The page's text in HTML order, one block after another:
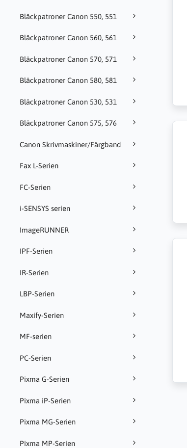
Bläckpatroner Canon 550, 551
Bläckpatroner Canon 560, 561
Bläckpatroner Canon 570, 571
Bläckpatroner Canon 580, 581
Bläckpatroner Canon 530, 531
Bläckpatroner Canon 575, 576
Canon Skrivmaskiner/Färgband
Fax L-Serien
FC-Serien
i-SENSYS serien
ImageRUNNER
IPF-Serien
IR-Serien
LBP-Serien
Maxify-Serien
MF-serien
PC-Serien
Pixma G-Serien
Pixma iP-Serien
Pixma MG-Serien
Pixma MP-Serien